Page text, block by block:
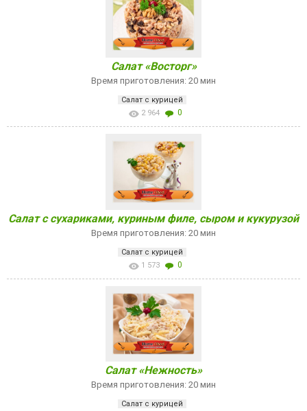
Салат «Восторг»
Время приготовления: 20 мин
Салат с курицей
2 964
0
Салат с сухариками, куриным филе, сыром и кукурузой
Время приготовления: 20 мин
Салат с курицей
1 573
0
Салат «Нежность»
Время приготовления: 20 мин
Салат с курицей